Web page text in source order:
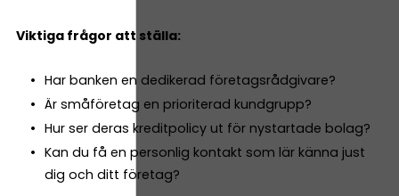
Viktiga frågor att ställa:
Har banken en dedikerad företagsrådgivare?
Är småföretag en prioriterad kundgrupp?
Hur ser deras kreditpolicy ut för nystartade bolag?
Kan du få en personlig kontakt som lär känna just
dig och ditt företag?